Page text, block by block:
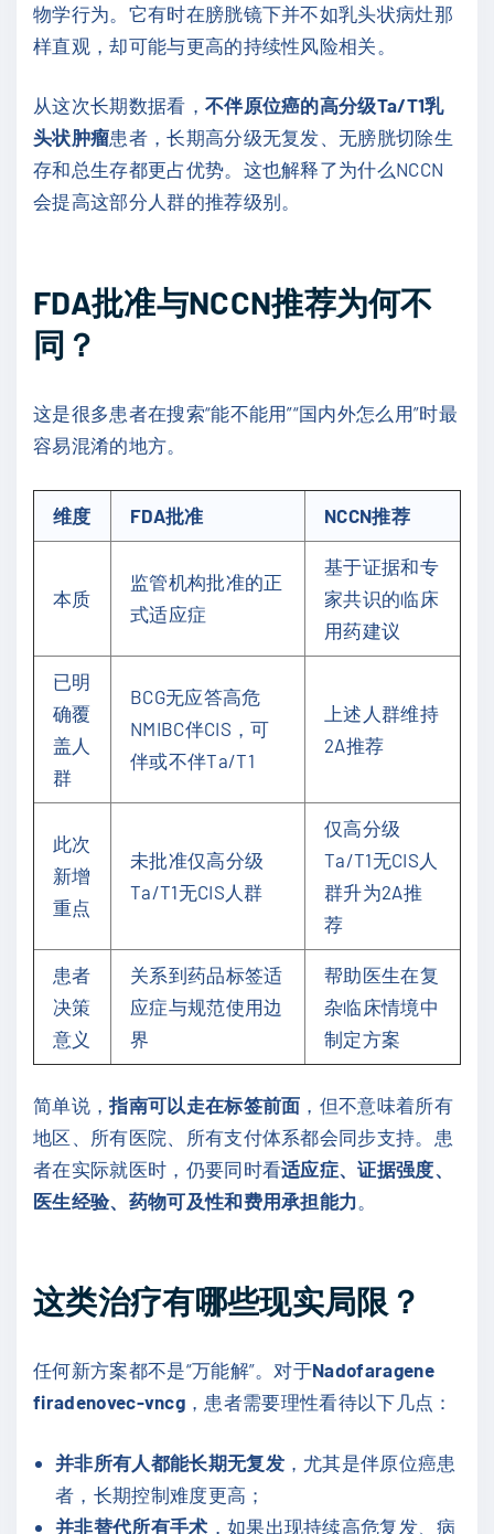
物学行为。它有时在膀胱镜下并不如乳头状病灶那
样直观，却可能与更高的持续性风险相关。
从这次长期数据看， 不伴原位癌的高分级Ta/T1乳
头状肿瘤患者，长期高分级无复发、无膀胱切除生
存和总生存都更占优势。这也解释了为什么NCCN
会提高这部分人群的推荐级别。
FDA批准与NCCN推荐为何不
同？
这是很多患者在搜索“能不能用”“国内外怎么用”时最
容易混淆的地方。
维度 FDA批准 NCCN推荐
本质
监管机构批准的正
式适应症
基于证据和专
家共识的临床
用药建议
已明
确覆
盖人
群
BCG无应答高危
NMIBC伴CIS，可
伴或不伴Ta/T1
上述人群维持
2A推荐
此次
新增
重点
未批准仅高分级
Ta/T1无CIS人群
仅高分级
Ta/T1无CIS人
群升为2A推
荐
患者
决策
意义
关系到药品标签适
应症与规范使用边
界
帮助医生在复
杂临床情境中
制定方案
简单说，指南可以走在标签前面 ，但不意味着所有
地区、所有医院、所有支付体系都会同步支持。患
者在实际就医时，仍要同时看适应症、证据强度、
医生经验、药物可及性和费用承担能力
这类治疗有哪些现实局限？
任何新方案都不是“万能解”。对于Nadofaragene
firadenovec-vncg ，患者需要理性看待以下几点：
并非所有人都能长期无复发，尤其是伴原位癌患
者，长期控制难度更高；
并非替代所有手术 ，如果出现持续高危复发、病